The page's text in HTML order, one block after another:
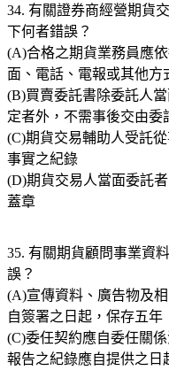
34. 有關證券商經營期貨
下何者錯誤？
(A)合格之期貨業務員應
面、電話、電報或其他
(B)買賣委託書除委託人
定者外，不需事後交由委
(C)期貨交易輔助人受託
事實之紀錄
(D)期貨交易人當面委託
蓋章
35. 有關期貨顧問事業資
誤？
(A)宣傳資料、廣告物及
自簽署之日起，保存五年
(C)委任契約應自委任關
報告之紀錄應自提供之日